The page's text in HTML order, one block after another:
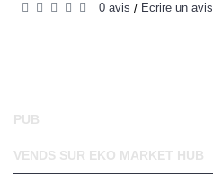
0 avis / Écrire un avis
PUB
VENDS SUR EKO MARKET HUB